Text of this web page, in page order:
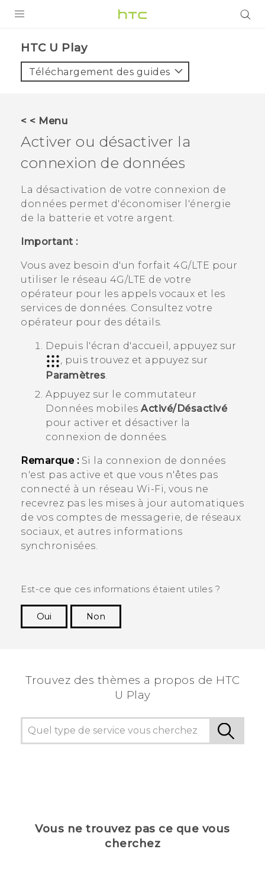
VIVE
VIVERSE
ASSISTANCE
Appareils HTC & Accessoires
Connexion
HTC U Play‎
Téléchargement des guides
< < Menu
Activer ou désactiver la
connexion de données
La désactivation de votre connexion de
données permet d'économiser l'énergie
de la batterie et votre argent.
Important :
Vous avez besoin d'un forfait 4G‍/ LTE pour
utiliser le réseau 4G/LTE de votre
opérateur pour les appels vocaux et les
services de données. Consultez votre
opérateur pour des détails.
Depuis l'écran d'accueil , appuyez sur
, puis trouvez et appuyez sur
Paramètres
Appuyez sur le commutateur
Données mobiles Activé/Désactivé
pour activer et désactiver la
connexion de données.
Remarque :Si la connexion de données
n'est pas active et que vous n'êtes pas
connecté à un réseau Wi‍-Fi , vous ne
recevrez pas les mises à jour automatiques
de vos comptes de messagerie, de réseaux
sociaux, et autres informations
synchronisées.
Est-ce que ces informations étaient utiles ?
Oui
Non
Trouvez des thèmes a propos de HTC
U Play
Vous ne trouvez pas ce que vous
cherchez